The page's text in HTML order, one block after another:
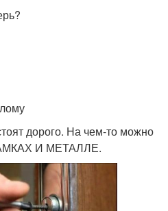
дорого. На чем-то можно
И МЕТАЛЛЕ.